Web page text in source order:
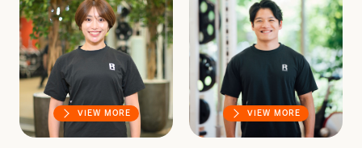
VIEW MORE VIEW MORE